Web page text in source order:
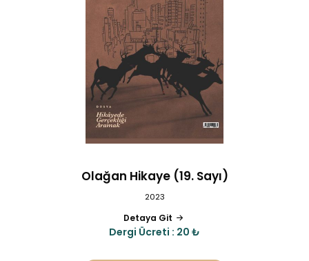
Olağan Hikaye (19. Sayı)
2023
Detaya Git
Dergi Ücreti : 20 ₺